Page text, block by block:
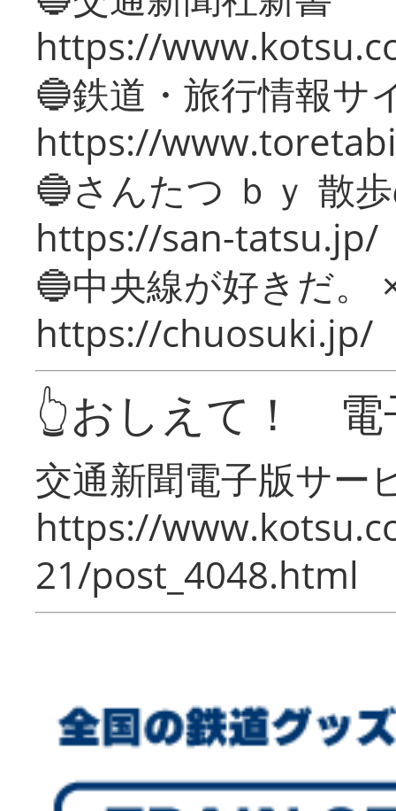
https://
🔵鉄道・旅行情報サ
https://
🔵さんたつ ｂｙ 散
https://san-tatsu.jp/
🔵中央線が好きだ。
https://chuosuki.jp/
👆おしえて！ 電
交通新聞電子版サー
https://
21/post_4048.html